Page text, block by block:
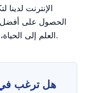
الإنترنت
الحصول على أفضل
العلم إلى الحياة، حان الوقت لتكون جزءًا من مجتمعنا.
هل ترغب في